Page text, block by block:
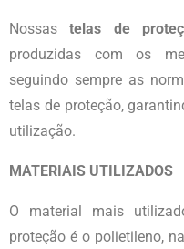
Nossastelas de
produzidas com os
seguindo sempre as
telas de proteção,
utilização.
MATERIAIS UTILIZADOS
O material mais
proteção é o polietileno,